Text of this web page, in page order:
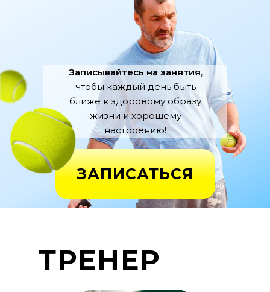
ЗАПИСАТЬСЯ
Записывайтесь на занятия,
чтобы каждый день быть
ближе к здоровому образу
жизни и хорошему
настроению!
ТРЕНЕР